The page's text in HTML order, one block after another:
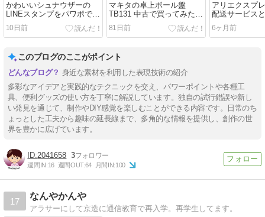
かわいいシュナウザーの
LINEスタンプをパワポで作
ってみました！作り方公
開！
10日前
マキタの卓上ボール盤
TB131 中古で買ってみた！
バリ有無、芯ブレ等いろい
ろ紹介します！
81日前
アリエクスプ
配送サービス
送サービス
6ヶ月前
このブログのここがポイント
身近な素材を利用した表現技術の紹介
多彩なアイデアと実践的なテクニックを交え、パワーポイントや各種工
具、便利グッズの使い方を丁寧に解説しています。独自の試行錯誤や新し
い発見を通じて、制作やDIY感覚を楽しむことができる内容です。日常のち
ょっとした工夫から趣味の延長線まで、多角的な情報を提供し、創作の世
界を豊かに広げています。
2041658 3
週間IN:16 週間OUT:64 月間IN:100
17
なんやかんや
アラサーにして京造に通信教育で再入学。再学生してます。